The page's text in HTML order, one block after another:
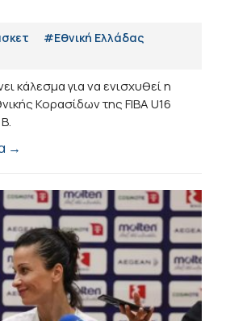
#Εθνική Ελλάδας
κάλεσμα για να ενισχυθεί η
Κορασίδων της FIBA U16
→